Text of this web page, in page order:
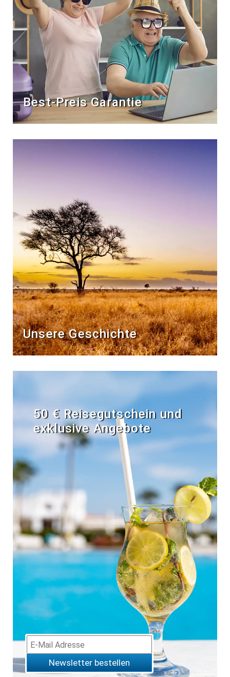
Best-Preis Garantie
Unsere Geschichte
50 € Reisegutschein und
exklusive Angebote
Newsletter bestellen